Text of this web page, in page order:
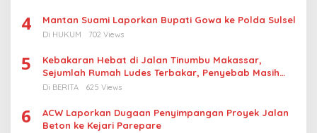
4 Mantan Suami Laporkan Bupati Gowa ke Polda Sulsel
Di HUKUM 702 Views
5
Kebakaran Hebat di Jalan Tinumbu Makassar,
Sejumlah Rumah Ludes Terbakar, Penyebab Masih
Diselidiki
Di BERITA 625 Views
6
ACW Laporkan Dugaan Penyimpangan Proyek Jalan
Beton ke Kejari Parepare